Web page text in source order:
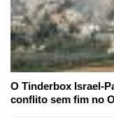
O Tinderbox Israel-
conflito sem fim no